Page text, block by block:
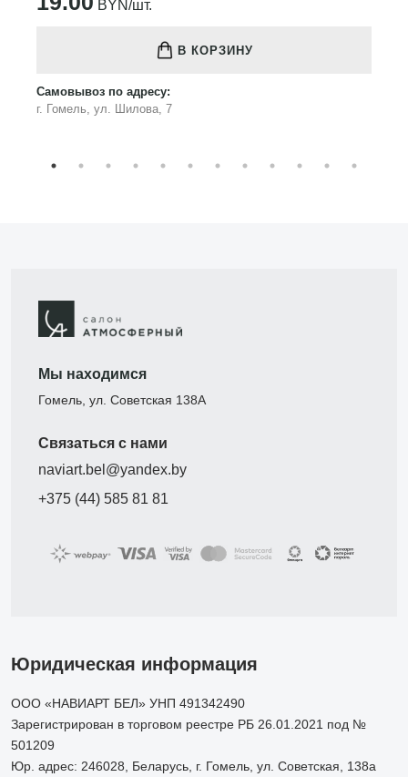
BYN/шт.
В КОРЗИНУ
Самовывоз по адресу:
г. Гомель, ул. Шилова, 7
Мы находимся
Гомель, ул. Советская 138А
Связаться с нами
naviart.bel@yandex.by
+375 (44) 585 81 81
Юридическая информация
ООО «НАВИАРТ БЕЛ» УНП 491342490
Зарегистрирован в торговом реестре РБ 26.01.2021 под №
501209
Юр. адрес: 246028, Беларусь, г. Гомель, ул. Советская, 138а